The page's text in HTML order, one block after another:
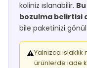
koliniz ıslanabilir.
bozulma belirtisi
bile paketinizi
⚠️Yalnızca
ürünlerde iade